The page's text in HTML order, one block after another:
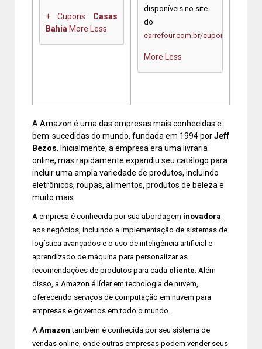
+ Cupons Casas
Bahia More Less
disponíveis no site
do
carrefour.com.br/cupons
More Less
A Amazon é uma das empresas mais conhecidas e
bem-sucedidas do mundo, fundada em 1994 porJeff
Bezos . Inicialmente, a empresa era uma livraria
online, mas rapidamente expandiu seu catálogo para
incluir uma ampla variedade de produtos, incluindo
eletrônicos, roupas, alimentos, produtos de beleza e
muito mais.
A empresa é conhecida por sua abordagem inovadora
aos negócios, incluindo a implementação de sistemas de
logística avançados e o uso de inteligência artificial e
aprendizado de máquina para personalizar as
recomendações de produtos para cada cliente. Além
disso, a Amazon é líder em tecnologia de nuvem,
oferecendo serviços de computação em nuvem para
empresas e governos em todo o mundo.
A Amazontambém é conhecida por seu sistema de
vendas online, onde outras empresas podem vender seus